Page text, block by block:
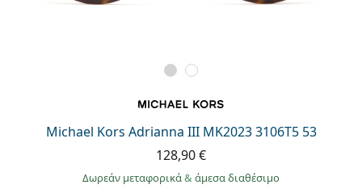
Michael Kors Adrianna III MK2023 3106T5 53
128,90 €
Δωρεάν μεταφορικά& άμεσα διαθέσιμο